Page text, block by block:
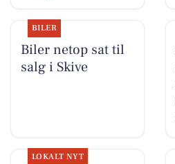
BILER
Biler netop sat til
salg i Skive
LOKALT NYT